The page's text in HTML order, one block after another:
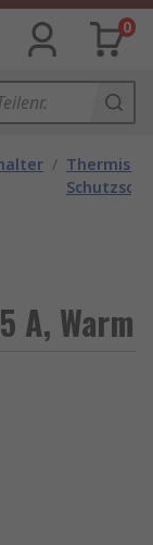
0
/
A, Warm